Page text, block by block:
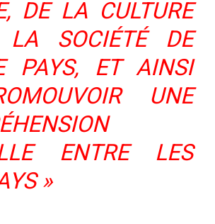
DE LA CULTURE
SOCIÉTÉ DE
PAYS, ET AINSI
UNE
ENTRE LES
»